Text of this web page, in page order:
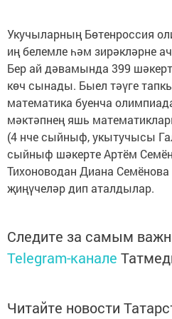
Укучыларның Бөтенроссия
иң белемле һәм зирәкләрне
Бер ай дәвамында 399
көч сынады. Быел тәүге
математика буенча
мәктәпнең яшь
(4 нче сыйныф, укытучысы
сыйныф шәкерте Артём
Тихоноводан Диана
җиңүчеләр дип аталдылар.
Следите за самым
Telegram-канале
Читайте новости